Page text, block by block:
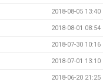
2018-08-05 13:40
2018-08-01 08:54
2018-07-30 10:16
2018-07-01 13:10
2018-06-20 21:25